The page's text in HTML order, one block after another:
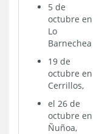
5 de
octubre en
Lo
Barnechea
19 de
octubre en
Cerrillos,
el 26 de
octubre en
Ñuñoa,